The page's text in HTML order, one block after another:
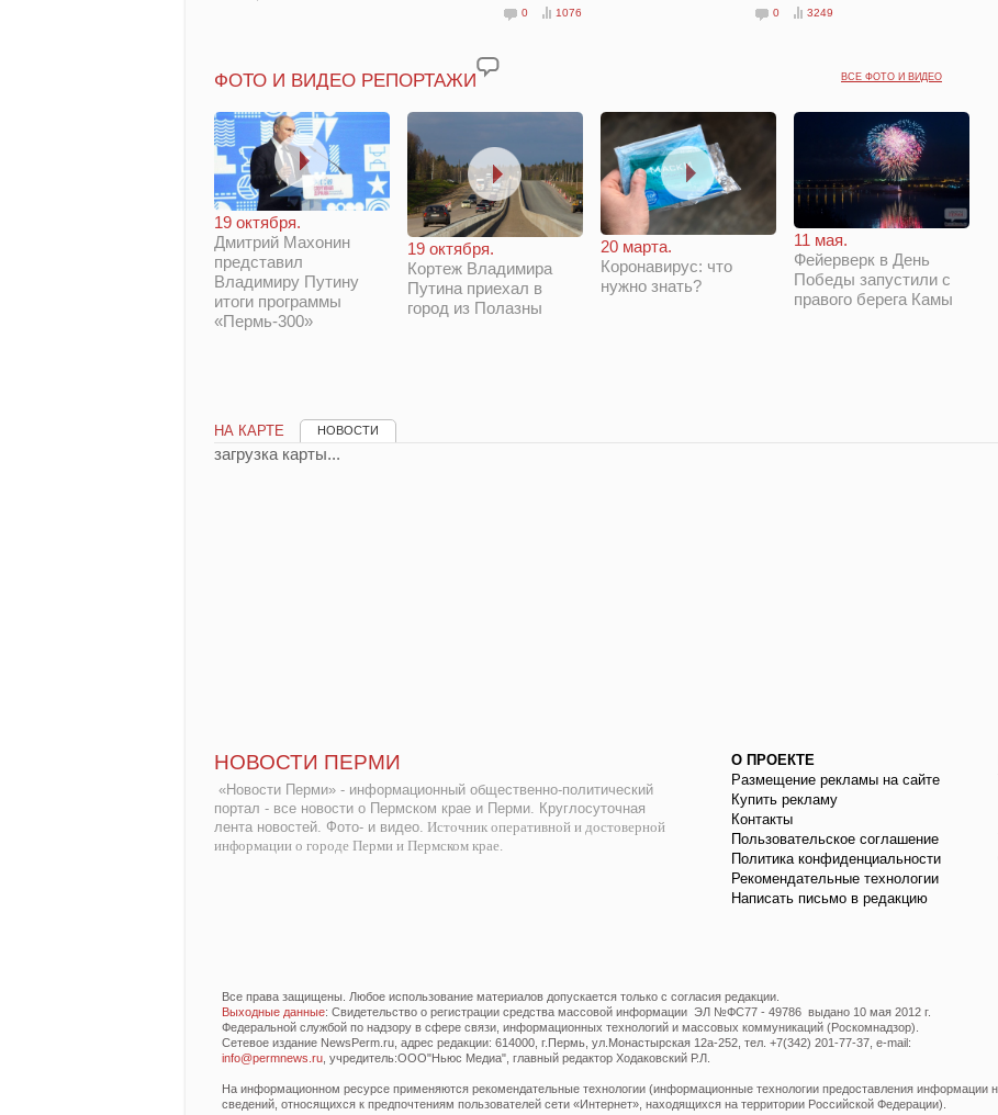
0 1076 0 3249
ВСЕ ФОТО И ВИДЕО
ФОТО И ВИДЕО РЕПОРТАЖИ
19 октября.
Дмитрий Махонин
представил
Владимиру Путину
итоги программы
«Пермь-300»
19 октября.
Кортеж Владимира
Путина приехал в
город из Полазны
20 марта.
Коронавирус: что
нужно знать?
11 мая.
Фейерверк в День
Победы запустили с
правого берега Камы
НА КАРТЕ НОВОСТИ
загрузка карты...
НОВОСТИ ПЕРМИ
«Новости Перми» - информационный общественно-политический
портал - все новости о Пермском крае и Перми. Круглосуточная
лента новостей. Фото- и видео. Источник оперативной и достоверной
информации о городе Перми и Пермском крае.
О ПРОЕКТЕ
Размещение рекламы на сайте
Купить рекламу
Контакты
Пользовательское соглашение
Политика конфиденциальности
Рекомендательные технологии
Написать письмо в редакцию
Все права защищены. Любое использование материалов допускается только с согласия редакции.
Выходные данные: Свидетельство о регистрации средства массовой информации ЭЛ №ФС77 - 49786 выдано 10 мая 2012 г.
Федеральной службой по надзору в сфере связи, информационных технологий и массовых коммуникаций (Роскомнадзор).
Сетевое издание NewsPerm.ru, адрес редакции: 614000, г.Пермь, ул.Монастырская 12а-252, тел. +7(342) 201-77-37, e-mail:
info@permnews.ru , учредитель:ООО"Ньюс Медиа", главный редактор Ходаковский Р.Л.
На информационном ресурсе применяются рекомендательные технологии (информационные технологии предоставления информации
сведений, относящихся к предпочтениям пользователей сети «Интернет», находящихся на территории Российской Федерации).